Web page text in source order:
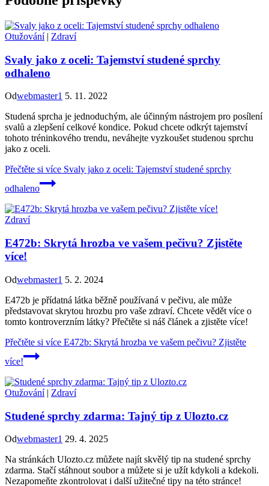
Otužování| Zdraví
Svaly jako z oceli: Tajemství studené sprchy
odhaleno
Odwebmaster1 5. 11. 2022
Studená sprcha je jednoduchým, ale účinným nástrojem pro posílení
svalů a zlepšení celkové kondice. Pokud chcete odkrýt tajemství
tohoto tréninkového trendu, neváhejte vyzkoušet studenou sprchu
jako z oceli.
Přečtěte si více Svaly jako z oceli: Tajemství studené sprchy
odhaleno
Zdraví
E472b: Skrytá hrozba ve vašem pečivu? Zjistěte
více!
Odwebmaster1 5. 2. 2024
E472b je přídatná látka běžně používaná v pečivu, ale může
představovat skrytou hrozbu pro vaše zdraví. Chcete vědět více o
tomto kontroverzním látky? Přečtěte si náš článek a zjistěte více!
Přečtěte si více E472b: Skrytá hrozba ve vašem pečivu? Zjistěte
více!
Otužování| Zdraví
Studené sprchy zdarma: Tajný tip z Ulozto.cz
Odwebmaster1 29. 4. 2025
Na stránkách Ulozto.cz můžete najít skvělý tip na studené sprchy
zdarma. Stačí stáhnout soubor a můžete si je užít kdykoli a kdekoli.
Nezapomeňte zkontrolovat i další užitečné tipy na této stránce!